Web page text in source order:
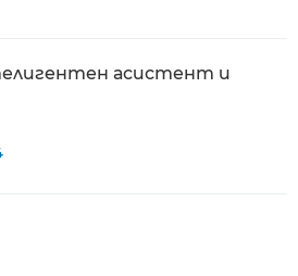
асистент и